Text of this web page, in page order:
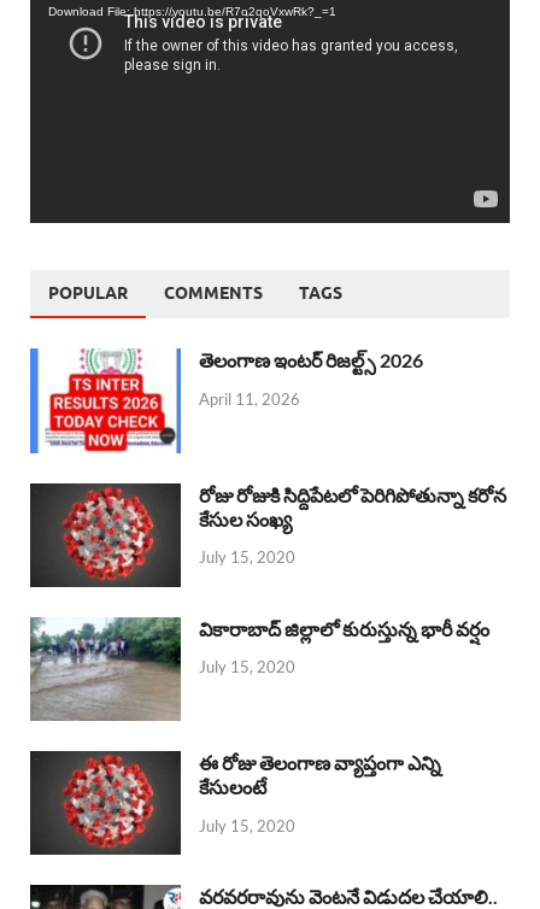
Download File: https://youtu.be/R7o2qoVxwRk?_=1
POPULAR COMMENTS TAGS
తెలంగాణ ఇంటర్ రిజల్ట్స్ 2026
April 11, 2026
రోజు రోజుకి సిద్దిపేటలో పెరిగిపోతున్నా కరోన
కేసుల సంఖ్య
July 15, 2020
వికారాబాద్ జిల్లాలో కురుస్తున్న భారీ వర్షం
July 15, 2020
ఈ రోజు తెలంగాణ వ్యాప్తంగా ఎన్ని
కేసులంటే
July 15, 2020
వరవరరావును వెంటనే విడుదల చేయాలి..